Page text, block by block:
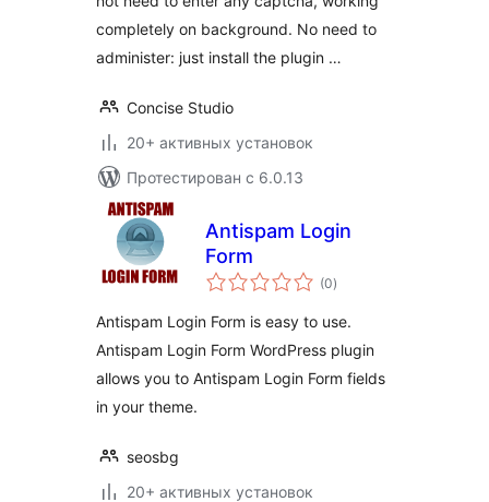
completely on background. No need to
administer: just install the plugin …
Concise Studio
20+ активных установок
Протестирован с 6.0.13
Antispam Login
Form
(0общий
рейтинг
)
Antispam Login Form is easy to use.
Antispam Login Form WordPress plugin
allows you to Antispam Login Form fields
in your theme.
seosbg
20+ активных установок